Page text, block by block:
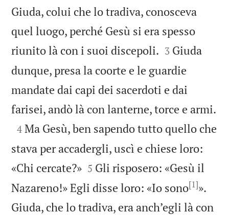
Giuda, colui che lo tradiva, conosceva
quel luogo, perché Gesù si era spesso
riunito là con i suoi discepoli. 

3 Giuda
dunque, presa la coorte e le guardie
mandate dai capi dei sacerdoti e dai
farisei, andò là con lanterne, torce e armi.

4 Ma Gesù, ben sapendo tutto quello che
stava per accadergli, uscì e chiese loro:
«Chi cercate?»
5 Gli risposero: «Gesù il
Nazareno!» Egli disse loro: «Io sono[1]».
Giuda, che lo tradiva, era anch’egli là con